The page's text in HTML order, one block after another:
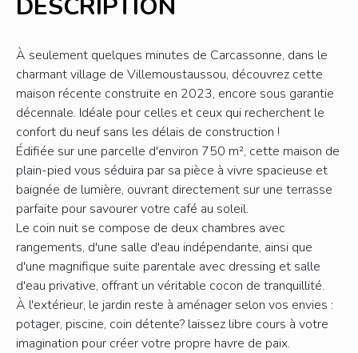
DESCRIPTION
À seulement quelques minutes de Carcassonne, dans le
charmant village de Villemoustaussou, découvrez cette
maison récente construite en 2023, encore sous garantie
décennale. Idéale pour celles et ceux qui recherchent le
confort du neuf sans les délais de construction !
Édifiée sur une parcelle d'environ 750 m², cette maison de
plain-pied vous séduira par sa pièce à vivre spacieuse et
baignée de lumière, ouvrant directement sur une terrasse
parfaite pour savourer votre café au soleil.
Le coin nuit se compose de deux chambres avec
rangements, d'une salle d'eau indépendante, ainsi que
d'une magnifique suite parentale avec dressing et salle
d'eau privative, offrant un véritable cocon de tranquillité.
À l'extérieur, le jardin reste à aménager selon vos envies :
potager, piscine, coin détente? laissez libre cours à votre
imagination pour créer votre propre havre de paix.